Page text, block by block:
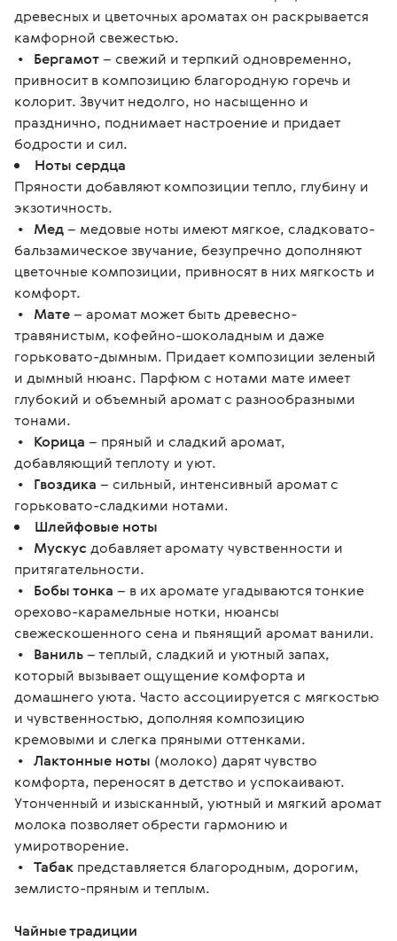
древесных и цветочных ароматах он раскрывается
камфорной свежестью.
• Бергамот– свежий и терпкий одновременно,
привносит в композицию благородную горечь и
колорит. Звучит недолго, но насыщенно и
празднично, поднимает настроение и придает
бодрости и сил.
Ноты сердца
Пряности добавляют композиции тепло, глубину и
экзотичность.
• Мед– медовые ноты имеют мягкое, сладковато-
бальзамическое звучание, безупречно дополняют
цветочные композиции, привносят в них мягкость и
комфорт.
• Мате– аромат может быть древесно-
травянистым, кофейно-шоколадным и даже
горьковато-дымным. Придает композиции зеленый
и дымный нюанс. Парфюм с нотами мате имеет
глубокий и объемный аромат с разнообразными
тонами.
• Корица – пряный и сладкий аромат,
добавляющий теплоту и уют.
• Гвоздика – сильный, интенсивный аромат с
горьковато-сладкими нотами.
Шлейфовые ноты
• Мускус добавляет аромату чувственности и
притягательности.
• Бобы тонка – в их аромате угадываются тонкие
орехово-карамельные нотки, нюансы
свежескошенного сена и пьянящий аромат ванили.
• Ваниль– теплый, сладкий и уютный запах,
который вызывает ощущение комфорта и
домашнего уюта. Часто ассоциируется с мягкостью
и чувственностью, дополняя композицию
кремовыми и слегка пряными оттенками.
• Лактонные ноты (молоко) дарят чувство
комфорта, переносят в детство и успокаивают.
Утонченный и изысканный, уютный и мягкий аромат
молока позволяет обрести гармонию и
умиротворение.
• Табак представляется благородным, дорогим,
землисто-пряным и теплым.
Чайные традиции